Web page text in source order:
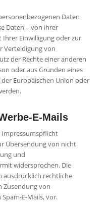
Daten
Daten – von ihrer
Ihrer Einwilligung oder zur
Verteidigung von
der Rechte einer anderen
oder aus Gründen eines
Europäischen Union oder
E-Mails
Impressumspflicht
Übersendung von nicht
und
widersprochen. Die
ausdrücklich rechtliche
Zusendung von
E-Mails, vor.